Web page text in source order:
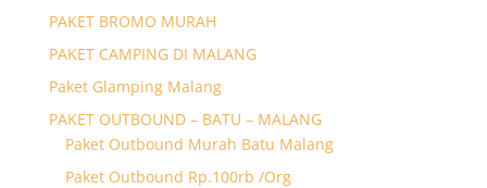
PAKET BROMO MURAH
PAKET CAMPING DI MALANG
Paket Glamping Malang
PAKET OUTBOUND – BATU – MALANG
Paket Outbound Murah Batu Malang
Paket Outbound Rp.100rb /Org